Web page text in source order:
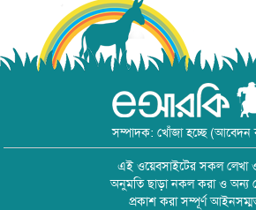
সম্পাদক: খোঁজা হচ্ছে
এই ওয়েবসাইটের সকল লেখা
অনুমতি ছাড়া নকল করা ও অন্য
প্রকাশ করা সম্পূর্ণ